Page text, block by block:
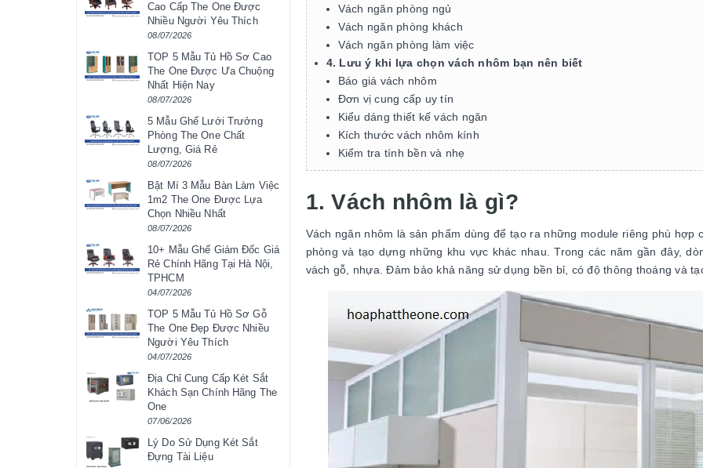
Vách ngăn phòng ngủ
Vách ngăn phòng khách
Vách ngăn phòng làm việc
4. Lưu ý khi lựa chọn vách nhôm bạn nên biết
Báo giá vách nhôm
Đơn vị cung cấp uy tín
Kiểu dáng thiết kế vách ngăn
Kích thước vách nhôm kính
Kiểm tra tính bền và nhẹ
1. Vách nhôm là gì?
Vách ngăn nhôm là sản phẩm dùng để tạo ra những module riêng phù
phòng và tạo dựng những khu vực khác nhau. Trong các năm gần đây,
vách gỗ, nhựa. Đảm bảo khả năng sử dụng bền bỉ, có độ thông thoáng và
Cao Cấp The One Được
Nhiều Người Yêu Thích
08/07/2026
TOP 5 Mẫu Tủ Hồ Sơ Cao
The One Được Ưa Chuộng
Nhất Hiện Nay
08/07/2026
5 Mẫu Ghế Lưới Trưởng
Phòng The One Chất
Lượng, Giá Rẻ
08/07/2026
Bật Mí 3 Mẫu Bàn Làm Việc
1m2 The One Được Lựa
Chọn Nhiều Nhất
08/07/2026
10+ Mẫu Ghế Giám Đốc Giá
Rẻ Chính Hãng Tại Hà Nội,
TPHCM
04/07/2026
TOP 5 Mẫu Tủ Hồ Sơ Gỗ
The One Đẹp Được Nhiều
Người Yêu Thích
04/07/2026
Địa Chỉ Cung Cấp Két Sắt
Khách Sạn Chính Hãng The
One
07/06/2026
Lý Do Sử Dụng Két Sắt
Đựng Tài Liệu